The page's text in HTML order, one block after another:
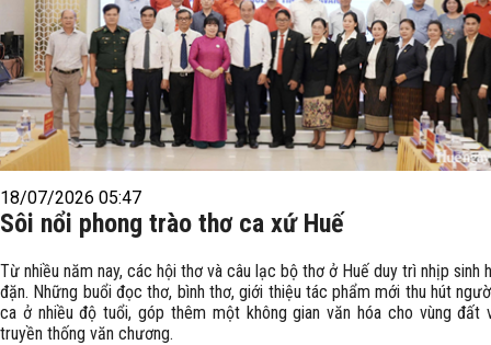
18/07/2026 05:47
Sôi nổi phong trào thơ ca xứ Huế
Từ nhiều năm nay, các hội thơ và câu lạc bộ thơ ở Huế duy trì nhịp sinh
đặn. Những buổi đọc thơ, bình thơ, giới thiệu tác phẩm mới thu hút
ca ở nhiều độ tuổi, góp thêm một không gian văn hóa cho vùng đất
truyền thống văn chương.